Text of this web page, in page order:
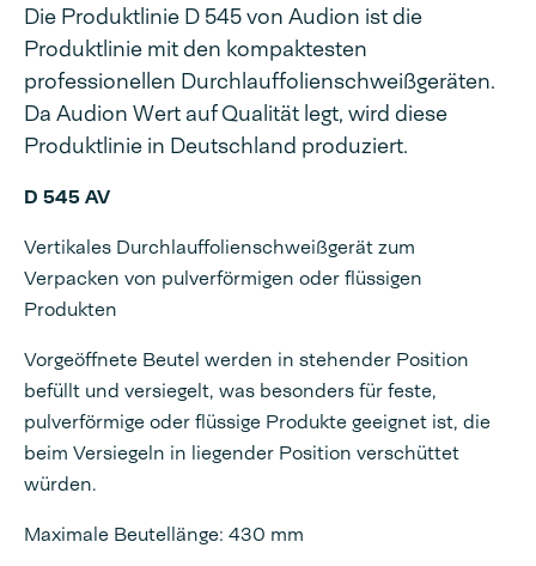
Die Produktlinie D 545 von Audion ist die
Produktlinie mit den kompaktesten
professionellen Durchlauffolienschweißgeräten.
Da Audion Wert auf Qualität legt, wird diese
Produktlinie in Deutschland produziert.
D 545 AV
Vertikales Durchlauffolienschweißgerät zum
Verpacken von pulverförmigen oder flüssigen
Produkten
Vorgeöffnete Beutel werden in stehender Position
befüllt und versiegelt, was besonders für feste,
pulverförmige oder flüssige Produkte geeignet ist, die
beim Versiegeln in liegender Position verschüttet
würden.
Maximale Beutellänge: 430 mm